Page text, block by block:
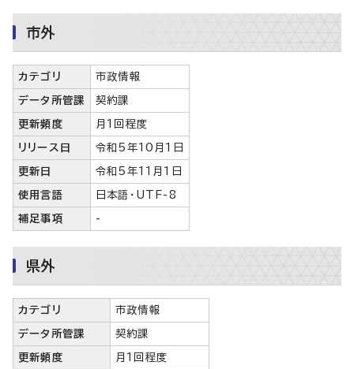
市外
カテゴリ 市政情報
データ所管課 契約課
更新頻度 月1回程度
リリース日 令和5年10月1日
更新日 令和5年11月1日
使用言語 日本語・UTF-8
補足事項 -
県外
カテゴリ 市政情報
データ所管課 契約課
更新頻度 月1回程度